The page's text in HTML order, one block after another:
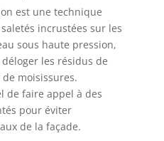
est une technique
incrustées sur les
sous haute pression,
les résidus de
moisissures.
de faire appel à des
pour éviter
de la façade.